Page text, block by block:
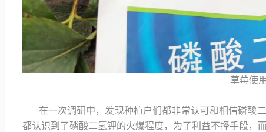
草莓使
在一次调研中，发现种植户们都非常认可和相信磷酸
都认识到了磷酸二氢钾的火爆程度，为了利益不择手段，